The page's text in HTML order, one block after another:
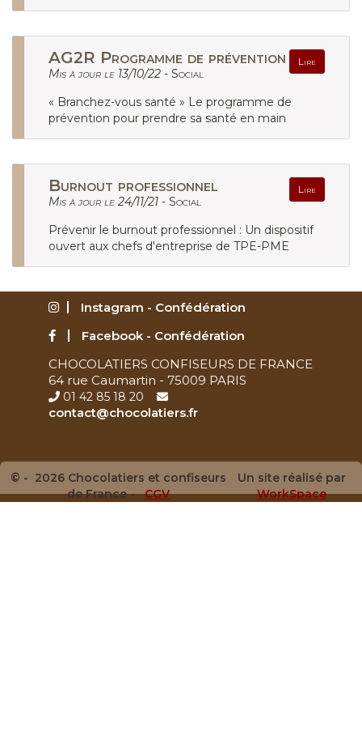
AG2R Programme de prévention Lire
Mis à jour le 13/10/22 - Social
« Branchez-vous santé » Le programme de
prévention pour prendre sa santé en main
Burnout professionnel Lire
Mis à jour le 24/11/21 - Social
Prévenir le burnout professionnel : Un dispositif
ouvert aux chefs d'entreprise de TPE-PME
Instagram - Confédération
Facebook - Confédération
CHOCOLATIERS CONFISEURS DE FRANCE
64 rue Caumartin - 75009 PARIS
01 42 85 18 20
contact@chocolatiers.fr
© - 2026 Chocolatiers et confiseurs
de France -CGV
Un site réalisé par
WorkSpace